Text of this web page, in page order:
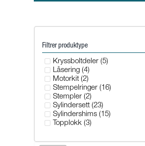
Filtrer produktype
Kryssboltdeler (5)
Låsering (4)
Motorkit (2)
Stempelringer (16)
Stempler (2)
Sylindersett (23)
Sylindershims (15)
Topplokk (3)